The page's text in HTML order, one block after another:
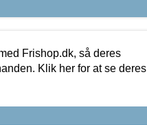
Frishop.dk, så deres
Klik her for at se deres